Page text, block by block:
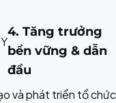
4. Tăng trưởng
bền vững & dẫn
đầu
và phát triển tổ chức